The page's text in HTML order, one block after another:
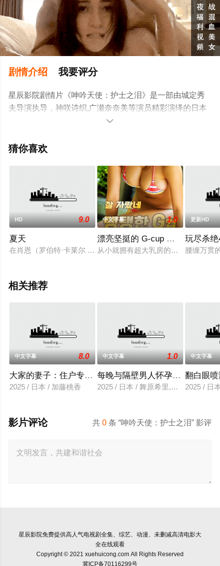
剧情介绍 我要评分
星辰影院剧情片《呻吟天使：护士之泪》是一部由城定秀
夫导演执导，神咲诗织,广瀬奈奈美等演员精彩演绎的日本
电影，手机免费观看高清无删减完整版电影大全就上星辰
网等平台了解。

猜你喜欢
HD 9.0
夏天
在肖恩（罗伯特·卡莱尔 Robert Carlyle 饰）和戴斯（斯蒂夫·艾
中文字幕 1.0
漂亮坚挺的 G-cup 新秀乳房
从小就拥有超大乳房的少女奈绪一直
更新HD
玩尽杀
腰缠万贯
相关推荐
中文字幕 8.0
大家的妻子：住户专用洞口
2025 / 日本 / 加藤桃香
中文字幕 1.0
每晚与隔壁男人怀孕性爱
2025 / 日本 / 舞原希里,佐川金二
中文字幕
翻白眼
2025 / 日
共0 条 “呻吟天使：护士之泪” 影评
影片评论
星辰影院免费提供高人气电视剧全集、综艺、动漫、未删减高清电影大
全在线观看
Copyright © 2021 xuehuicong.com All Rights Reserved
冀ICP备70116299号